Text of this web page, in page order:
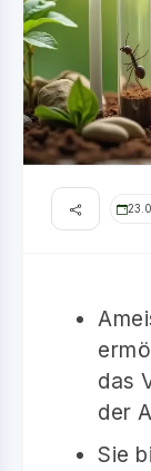
das
der
Sie